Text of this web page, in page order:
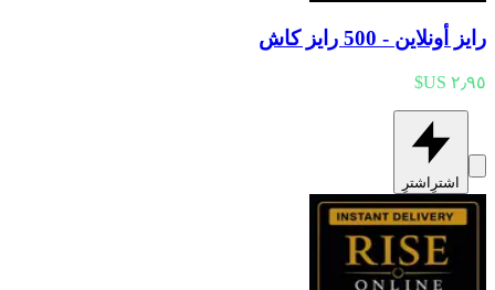
رايز أونلاين - 500 رايز كاش
اشترِ اشترِ